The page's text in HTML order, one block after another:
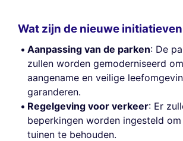
Wat zijn de nieuwe
Aanpassing van de parken: De
zullen worden gemoderniseerd
aangename en veilige
garanderen.
Regelgeving voor verkeer: Er
beperkingen worden ingesteld
tuinen te behouden.